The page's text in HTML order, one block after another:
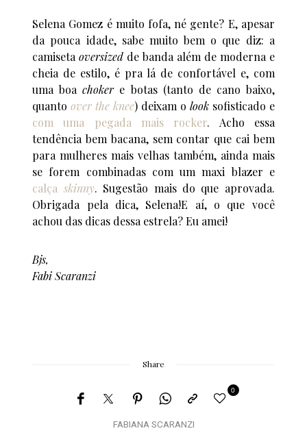
Selena Gomez é muito fofa, né gente? E, apesar
da pouca idade, sabe muito bem o que diz: a
camisetaoversized de banda além de moderna e
cheia de estilo, é pra lá de confortável e, com
uma boachokere botas (tanto de cano baixo,
quantoover the knee) deixam o looksofisticado e
com uma pegada mais rocker. Acho essa
tendência bem bacana, sem contar que cai bem
para mulheres mais velhas também, ainda mais
se forem combinadas com um maxi blazer e
calça skinny. Sugestão mais do que aprovada.
Obrigada pela dica, Selena!E aí, o que você
achou das dicas dessa estrela? Eu amei!
Bjs,
Fabi Scaranzi
Share
FABIANA SCARANZI
0